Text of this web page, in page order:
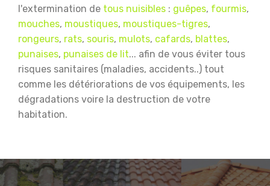
l'extermination de tous nuisibles : guêpes, fourmis,
mouches, moustiques, moustiques-tigres,
rongeurs, rats, souris, mulots, cafards, blattes,
punaises, punaises de lit... afin de vous éviter tous
risques sanitaires (maladies, accidents..) tout
comme les détériorations de vos équipements, les
dégradations voire la destruction de votre
habitation.